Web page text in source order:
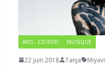
AVIS : CD/DVD MUSIQUE
22 juin 2018 Tanja Miyavi